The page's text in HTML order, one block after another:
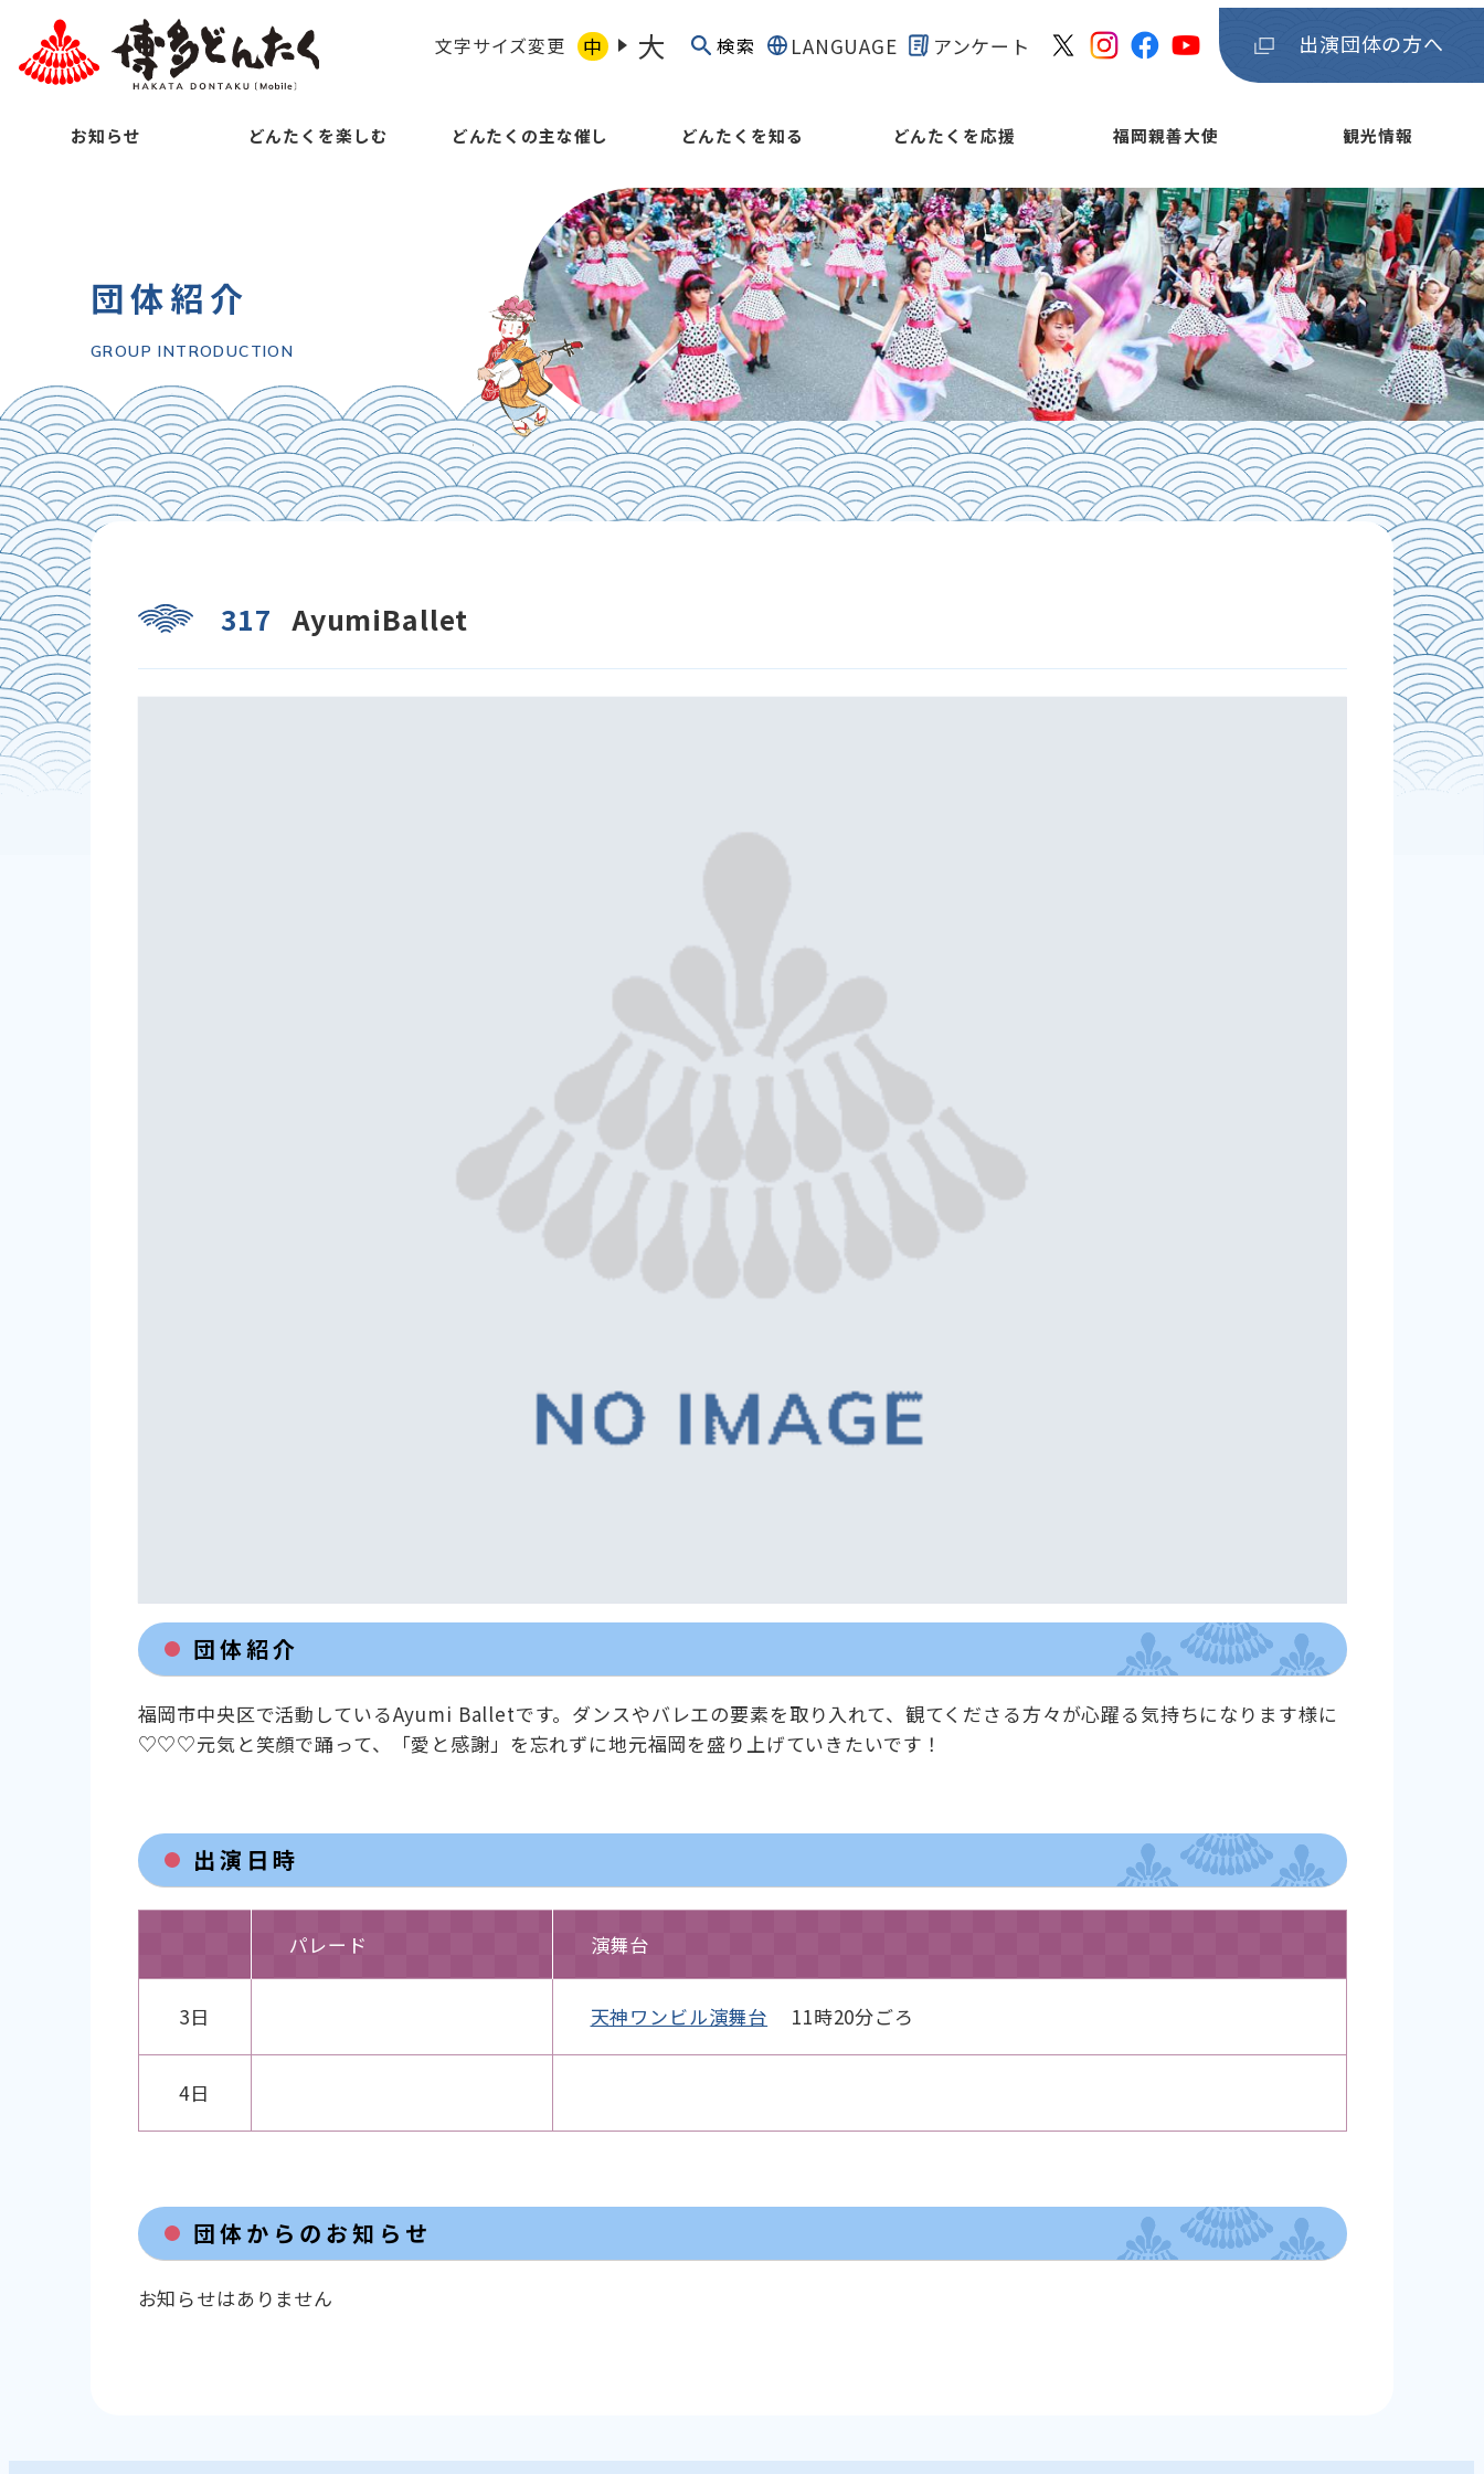
文字サイズ変更 中 大 検索 LANGUAGE アンケート 出演団体の方へ
お知らせ どんたくを楽しむ どんたくの主な催し どんたくを知る どんたくを応援 福岡親善大使 観光情報
団体紹介
GROUP INTRODUCTION
317 AyumiBallet
団体紹介
福岡市中央区で活動しているAyumi Balletです。ダンスやバレエの要素を取り入れて、観てくださる方々が心躍る気持ちになります様に
♡♡♡元気と笑顔で踊って、「愛と感謝」を忘れずに地元福岡を盛り上げていきたいです！
出演日時
パレード 演舞台
3日 天神ワンビル演舞台 11時20分ごろ
4日
団体からのお知らせ
お知らせはありません